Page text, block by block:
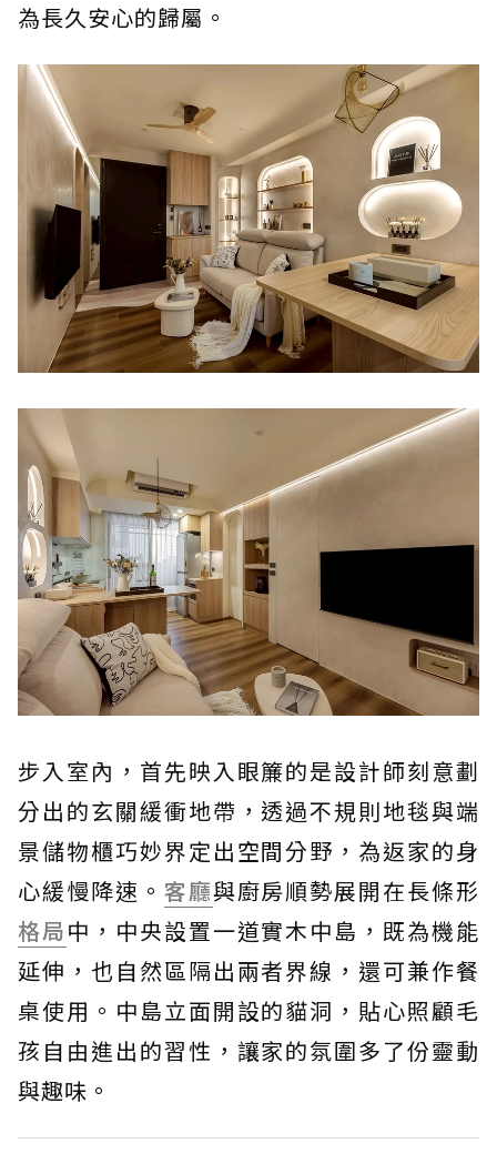
為長久安心的歸屬。
步入室內，首先映入眼簾的是設計師刻意劃
分出的玄關緩衝地帶，透過不規則地毯與端
景儲物櫃巧妙界定出空間分野，為返家的身
心緩慢降速。 客廳與廚房順勢展開在長條形
格局中，中央設置一道實木中島，既為機能
延伸，也自然區隔出兩者界線，還可兼作餐
桌使用。中島立面開設的貓洞，貼心照顧毛
孩自由進出的習性，讓家的氛圍多了份靈動
與趣味。